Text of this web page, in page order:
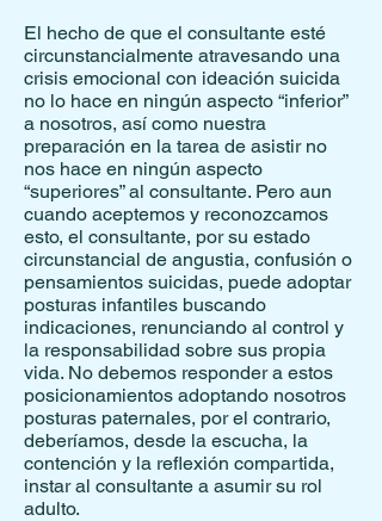
El hecho de que el consultante esté
circunstancialmente atravesando una
crisis emocional con ideación suicida
no lo hace en ningún aspecto “inferior”
a nosotros, así como nuestra
preparación en la tarea de asistir no
nos hace en ningún aspecto
“superiores” al consultante. Pero aun
cuando aceptemos y reconozcamos
esto, el consultante, por su estado
circunstancial de angustia, confusión o
pensamientos suicidas, puede adoptar
posturas infantiles buscando
indicaciones, renunciando al control y
la responsabilidad sobre sus propia
vida. No debemos responder a estos
posicionamientos adoptando nosotros
posturas paternales, por el contrario,
deberíamos, desde la escucha, la
contención y la reflexión compartida,
instar al consultante a asumir su rol
adulto.